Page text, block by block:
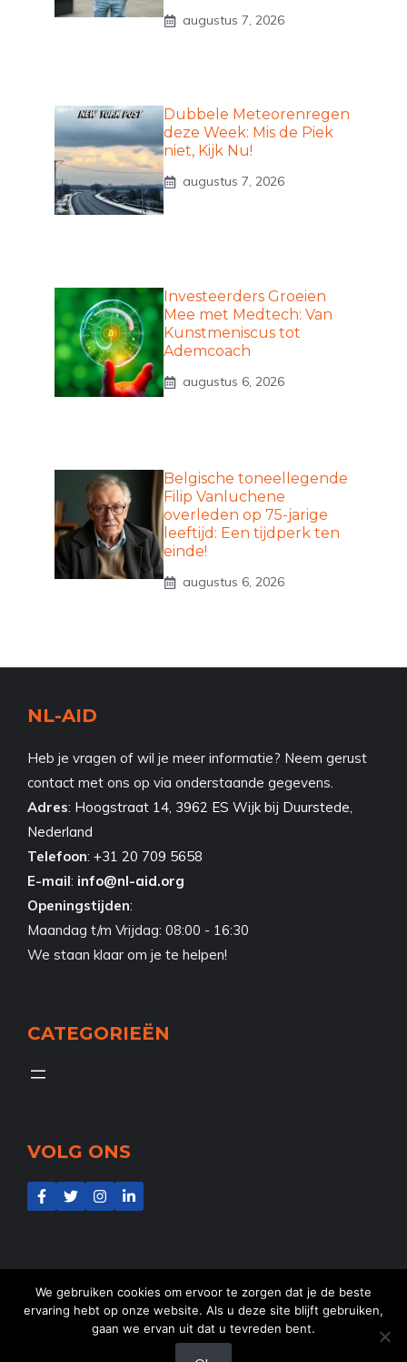
augustus 7, 2026
Dubbele Meteorenregen
deze Week: Mis de Piek
niet, Kijk Nu!
augustus 7, 2026
Investeerders Groeien
Mee met Medtech: Van
Kunstmeniscus tot
Ademcoach
augustus 6, 2026
Belgische toneellegende
Filip Vanluchene
overleden op 75-jarige
leeftijd: Een tijdperk ten
einde!
augustus 6, 2026
NL-AID
Heb je vragen of wil je meer informatie? Neem gerust
contact met ons op via onderstaande gegevens.
Adres: Hoogstraat 14, 3962 ES Wijk bij Duurstede,
Nederland
Telefoon: +31 20 709 5658
E-mail: info@nl-aid.org
Openingstijden:
Maandag t/m Vrijdag: 08:00 - 16:30
We staan klaar om je te helpen!
CATEGORIEËN
VOLG ONS
@2025 NL-Aid- Alle rechten voorbehouden
We gebruiken cookies om ervoor te zorgen dat je de beste
ervaring hebt op onze website. Als u deze site blijft gebruiken,
gaan we ervan uit dat u tevreden bent.